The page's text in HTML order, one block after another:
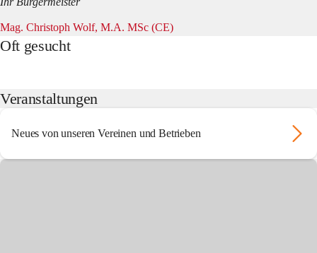
Oft gesucht
Veranstaltungen
Neues von unseren Vereinen und Betrieben